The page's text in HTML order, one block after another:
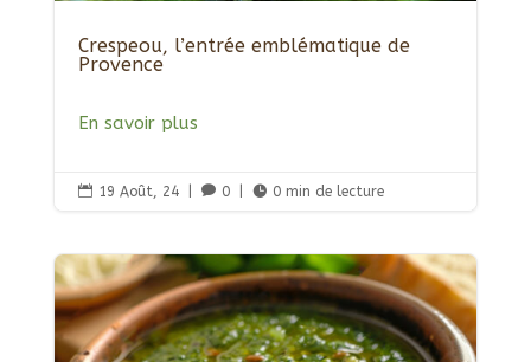
Crespeou, l’entrée emblématique de
Provence
En savoir plus
 19 Août, 24  0  0 min de lecture